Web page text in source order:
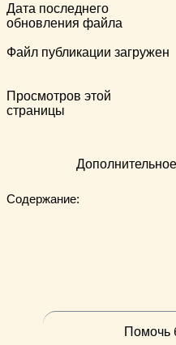
Дата последнего
обновления файла
Файл публикации загружен
Просмотров этой
страницы
Содержание:
Помочь